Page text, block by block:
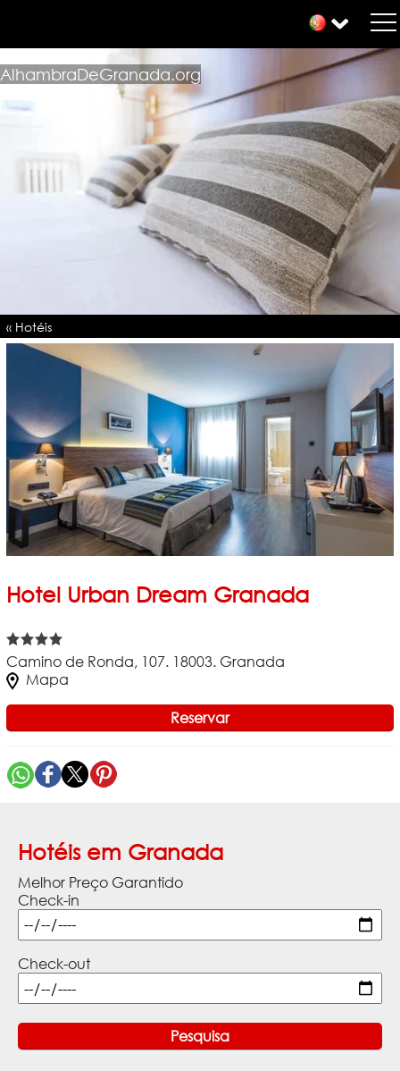
AlhambraDeGranada.org
« Hotéis
Hotel Urban Dream Granada
Camino de Ronda, 107. 18003. Granada
Mapa
Reservar
Hotéis em Granada
Melhor Preço Garantido
Check-in
Check-out